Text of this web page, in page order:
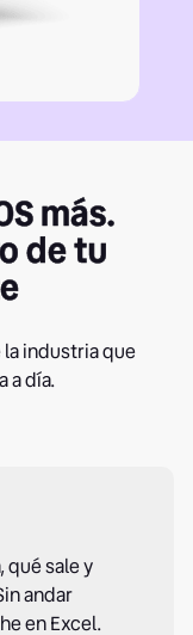
más.
de tu
industria que
a día.
qué sale y
andar
en Excel.